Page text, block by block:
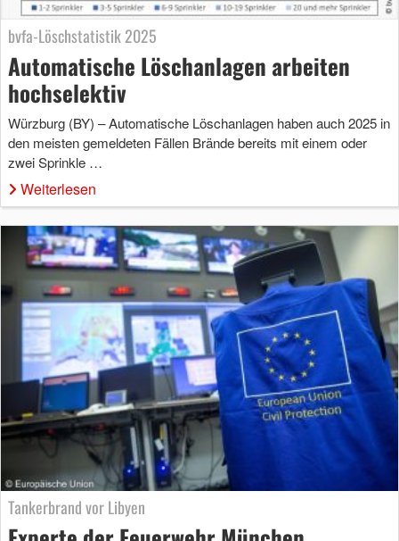
bvfa-Löschstatistik 2025
Automatische Löschanlagen arbeiten
hochselektiv
Würzburg (BY) – Automatische Löschanlagen haben auch 2025 in
den meisten gemeldeten Fällen Brände bereits mit einem oder
zwei Sprinkle …
Weiterlesen
Tankerbrand vor Libyen